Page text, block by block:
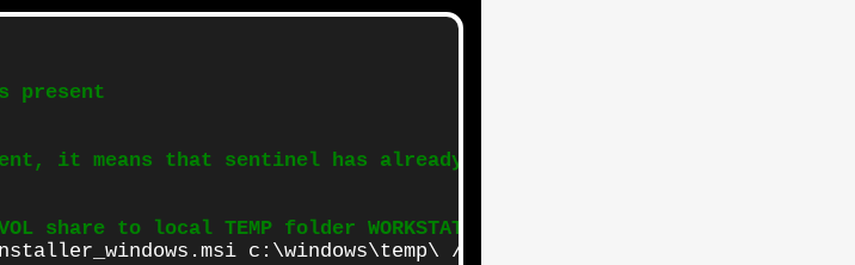
present
it means that sentinel has already been installed on this host, so
share to local TEMP folder WORKSTATION
c:\windows\temp\ /Z /Y